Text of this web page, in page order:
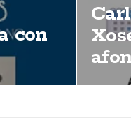
con